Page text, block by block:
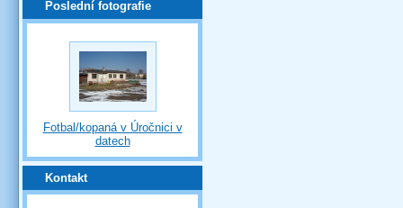
Poslední fotografie
Fotbal/kopaná v Úročnici v
datech
Kontakt